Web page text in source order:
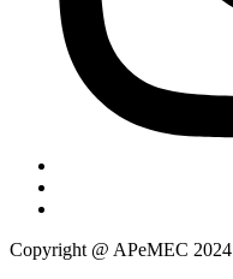
Copyright @ APeMEC 2024